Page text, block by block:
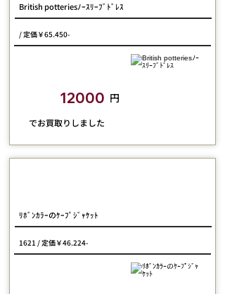
British potteriesﾉｰｽﾘｰﾌﾞﾄﾞﾚｽ
/ 定価￥65.450-
12000 円
​でお買取りしました
ﾘﾎﾞﾝｶﾗｰのｹｰﾌﾟｼﾞｬｹｯﾄ
1621 / 定価￥46.224-